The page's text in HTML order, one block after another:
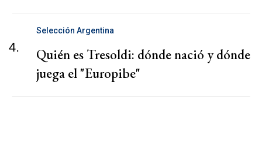
4.
Selección Argentina
Quién es Tresoldi: dónde nació y dónde
juega el "Europibe"